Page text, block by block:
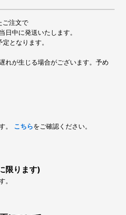
ご注文で
日中に発送いたします。
となります。
れが生じる場合がございます。予め
。 こちらをご確認ください。
限ります)
。